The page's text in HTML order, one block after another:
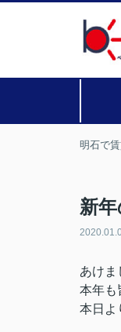
明石で
新
あけま
本年も
本日よ